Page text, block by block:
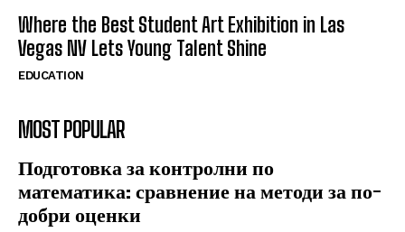
Where the Best Student Art Exhibition in Las
Vegas NV Lets Young Talent Shine
EDUCATION
MOST POPULAR
Подготовка за контролни по
математика: сравнение на методи за по-
добри оценки